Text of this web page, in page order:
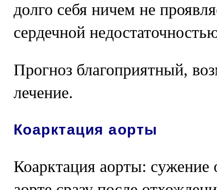
долго себя ничем не
сердечной
Прогноз благоприятный,
лечение.
Коарктация аорты
Коарктация аорты: сужение